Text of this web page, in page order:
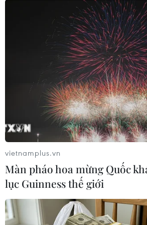
quét ở Đông Nam nước Mỹ
09/08/
Bão Dolphin gây ảnh
hưởng diện rộng tại miền
Đông Trung Quốc
09/08/2026 04:23
Nhật
gần
09/08/
vietnamplus.vn
Màn pháo hoa mừng Quốc
lục Guinness thế giới